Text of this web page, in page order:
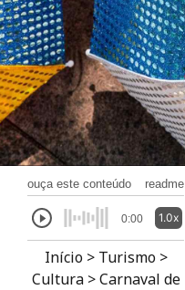
ouça este conteúdo readme
0:00 1.0x
Início> Turismo>
Cultura>Carnaval de